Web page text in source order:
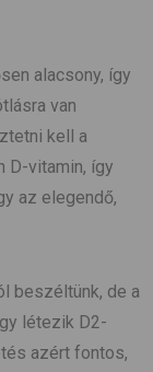
alacsony, így
van
kell a
D-vitamin, így
az elegendő,
beszéltünk, de a
létezik D2-
azért fontos,